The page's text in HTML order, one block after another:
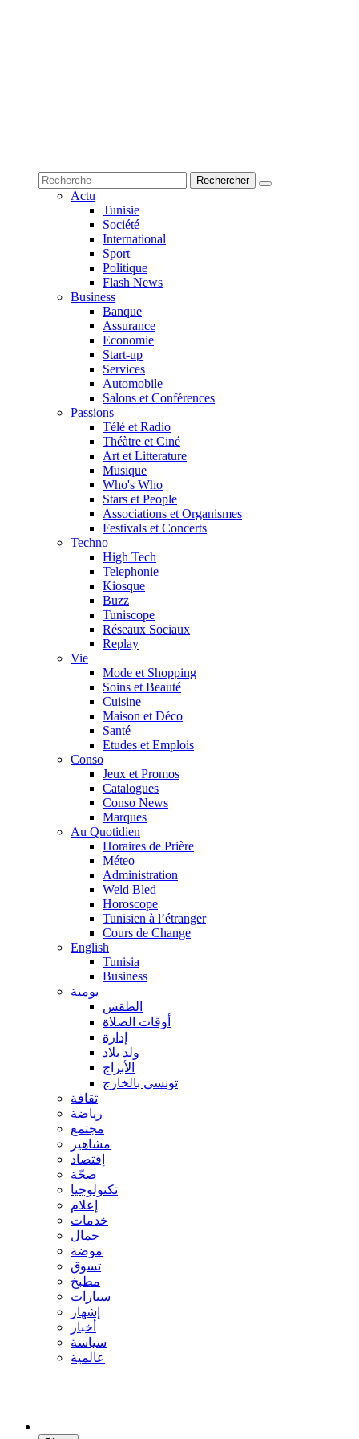
Actu
Tunisie
Société
International
Sport
Politique
Flash News
Business
Banque
Assurance
Economie
Start-up
Services
Automobile
Salons et Conférences
Passions
Télé et Radio
Théàtre et Ciné
Art et Litterature
Musique
Who's Who
Stars et People
Associations et Organismes
Festivals et Concerts
Techno
High Tech
Telephonie
Kiosque
Buzz
Tuniscope
Réseaux Sociaux
Replay
Vie
Mode et Shopping
Soins et Beauté
Cuisine
Maison et Déco
Santé
Etudes et Emplois
Conso
Jeux et Promos
Catalogues
Conso News
Marques
Au Quotidien
Horaires de Prière
Méteo
Administration
Weld Bled
Horoscope
Tunisien à l’étranger
Cours de Change
English
Tunisia
Business
يومية
الطقس
أوقات الصلاة
إدارة
ولد بلاد
الأبراج
تونسي بالخارج
ثقافة
رياضة
مجتمع
مشاهير
إقتصاد
صحّة
تكنولوجيا
إعلام
خدمات
جمال
موضة
تسوق
مطبخ
سيارات
إشهار
أخبار
سياسة
عالمية